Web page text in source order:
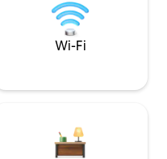
Wi-Fi